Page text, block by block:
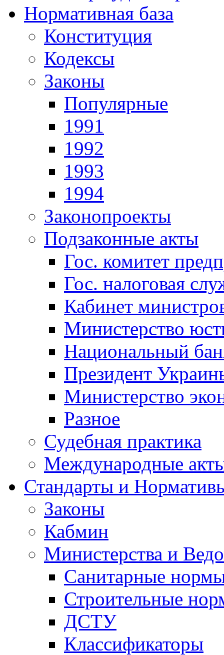
Нормативная база
Конституция
Кодексы
Законы
Популярные
1991
1992
1993
1994
Законопроекты
Подзаконные акты
Гос. комитет
Гос. налоговая
Кабинет
Министерство
Национальный
Президент
Министерство
Разное
Судебная практика
Международные
Стандарты и
Законы
Кабмин
Министерства и
Санитарные
Строительные
ДСТУ
Классификаторы